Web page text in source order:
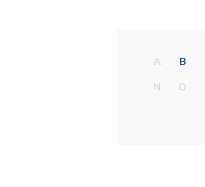
A B
N
O